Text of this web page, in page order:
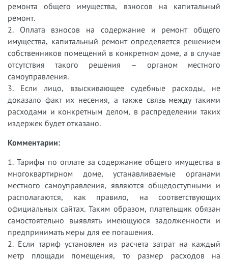
ремонта общего имущества, взносов на капитальный
ремонт.
2. Оплата взносов на содержание и ремонт общего
имущества, капитальный ремонт определяется решением
собственников помещений в конкретном доме, а в случае
отсутствия такого решения – органом местного
самоуправления.
3. Если лицо, взыскивающее судебные расходы, не
доказало факт их несения, а также связь между такими
расходами и конкретным делом, в распределении таких
издержек будет отказано.
Комментарии:
1. Тарифы по оплате за содержание общего имущества в
многоквартирном доме, устанавливаемые органами
местного самоуправления, являются общедоступными и
располагаются, как правило, на соответствующих
официальных сайтах. Таким образом, плательщик обязан
самостоятельно выявлять имеющуюся задолженности и
предпринимать меры для ее погашения.
2. Если тариф установлен из расчета затрат на каждый
метр площади помещения, то размер расходов на